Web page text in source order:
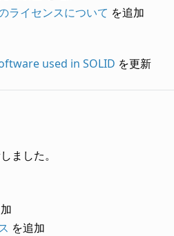
ライセンスについて を追加
used in SOLID を更新
ました。
を追加